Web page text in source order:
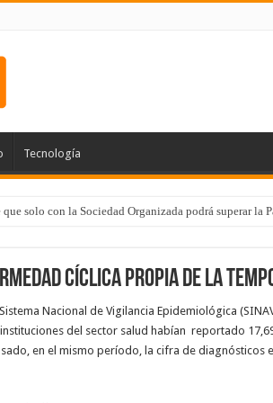
Tecnología
solo con la Sociedad Organizada podrá superar la
cíclica propia de la
Nacional de Vigilancia Epidemiológica
del sector salud habían reportado
en el mismo período, la cifra de diagnósticos